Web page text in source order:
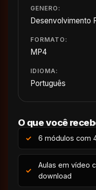
GENERO:
Desenvolvimento
FORMATO:
MP4
IDIOMA:
Português
O que você
6 módulos com
Aulas em vídeo
download